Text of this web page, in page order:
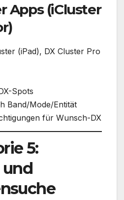
Apps (iCluster
(iPad), DX Cluster Pro
Spots
Band/Mode/Entität
für Wunsch-DX
5:
und